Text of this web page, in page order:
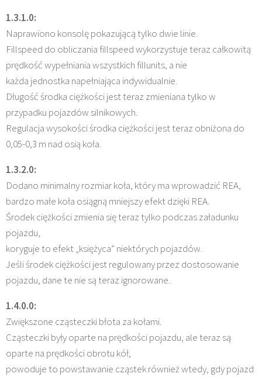
1.3.1.0:
Naprawiono konsolę pokazującą tylko dwie linie.
Fillspeed do obliczania fillspeed wykorzystuje teraz całkowitą
prędkość wypełniania wszystkich fillunits, a nie
każda jednostka napełniająca indywidualnie.
Długość środka ciężkości jest teraz zmieniana tylko w
przypadku pojazdów silnikowych.
Regulacja wysokości środka ciężkości jest teraz obniżona do
0,05-0,3 m nad osią koła.
1.3.2.0:
Dodano minimalny rozmiar koła, który ma wprowadzić REA,
bardzo małe koła osiągną mniejszy efekt dzięki REA.
Środek ciężkości zmienia się teraz tylko podczas załadunku
pojazdu,
koryguje to efekt „księżyca” niektórych pojazdów.
Jeśli środek ciężkości jest regulowany przez dostosowanie
pojazdu, dane te nie są teraz ignorowane.
1.4.0.0:
Zwiększone cząsteczki błota za kołami.
Cząsteczki były oparte na prędkości pojazdu, ale teraz są
oparte na prędkości obrotu kół,
powoduje to powstawanie cząstek również wtedy, gdy pojazd